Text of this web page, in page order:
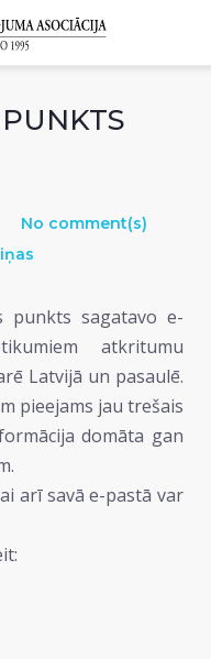
No comment(s)
punkts sagatavo e-
atkritumu
Latvijā un pasaulē.
pieejams jau trešais
domāta gan
arī savā e-pastā var